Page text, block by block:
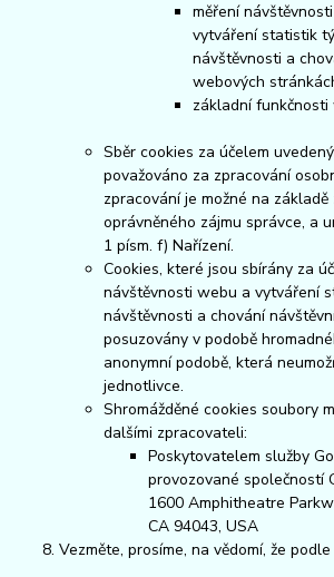
měření
vytváření statistik
návštěvnosti a
webových
základní
Sběr cookies za účelem
považováno za zpracování
zpracování je možné na
oprávněného zájmu správce, a
1 písm. f) Nařízení.
Cookies, které jsou sbírány za
návštěvnosti webu a vytváření
návštěvnosti a chování
posuzovány v podobě
anonymní podobě, která
jednotlivce.
Shromážděné cookies soubory
dalšími zpracovateli:
Poskytovatelem služby
provozované společností
1600 Amphitheatre
CA 94043, USA
Vezměte, prosíme, na vědomí, že